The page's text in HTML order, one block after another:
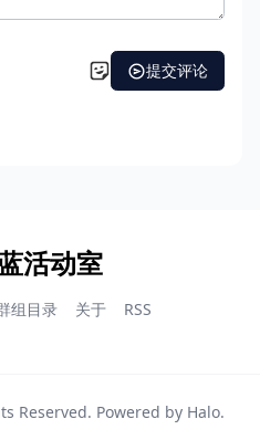
活动室
组目录 关于 RSS
Reserved. Powered by Halo.